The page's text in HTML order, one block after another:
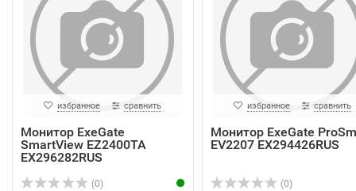
избранное сравнить
Монитор ExeGate
SmartView EZ2400TA
EX296282RUS
(0)
избранное сравнить
Монитор ExeGate
EV2207 EX294426RUS
(0)